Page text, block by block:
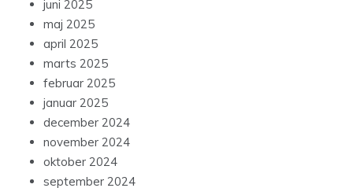
juni 2025
maj 2025
april 2025
marts 2025
februar 2025
januar 2025
december 2024
november 2024
oktober 2024
september 2024